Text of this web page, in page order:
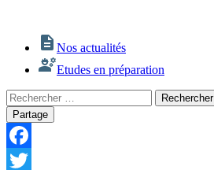
Nos actualités
Etudes en préparation
Rechercher
:
Rechercher
Partage
Facebook